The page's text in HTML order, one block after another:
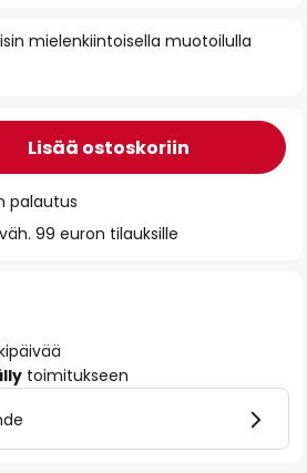
mielenkiintoisella muotoilulla
Lisää ostoskoriin
palautus
99 euron tilauksille
toimitukseen